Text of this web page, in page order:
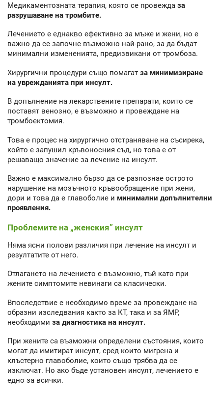
Медикаментозната терапия, която се провежда за
разрушаване на тромбите.
Лечението е еднакво ефективно за мъже и жени, но е
важно да се започне възможно най-рано, за да бъдат
минимални измененията, предизвикани от тромбоза.
Хирургични процедури също помагат за минимизиране
на уврежданията при инсулт.
В допълнение на лекарствените препарати, които се
поставят венозно, е възможно и провеждане на
тромбоектомия.
Това е процес на хирургично отстраняване на съсирека,
който е запушил кръвоносния съд, но това е от
решаващо значение за лечение на инсулт.
Важно е максимално бързо да се разпознае острото
нарушение на мозъчното кръвообращение при жени,
дори и това да е главоболие и минимални допълнителни
проявления.
Проблемите на „женския” инсулт
Няма ясни полови различия при лечение на инсулт и
резултатите от него.
Отлагането на лечението е възможно, тъй като при
жените симптомите невинаги са класически.
Впоследствие е необходимо време за провеждане на
образни изследвания както за КТ, така и за ЯМР,
необходими за диагностика на инсулт.
При жените са възможни определени състояния, които
могат да имитират инсулт, сред които мигрена и
клъстерно главоболие, които също трябва да се
изключат. Но ако бъде установен инсулт, лечението е
едно за всички.